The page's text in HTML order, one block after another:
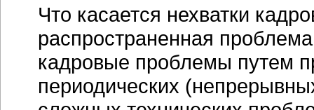
Что касается нехватки
распространенная
кадровые проблемы путем
периодических